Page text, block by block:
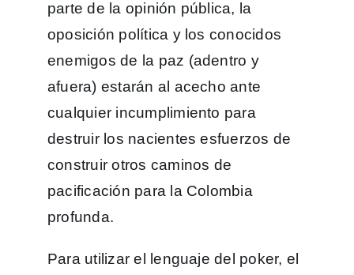
parte de la opinión pública, la
oposición política y los conocidos
enemigos de la paz (adentro y
afuera) estarán al acecho ante
cualquier incumplimiento para
destruir los nacientes esfuerzos de
construir otros caminos de
pacificación para la Colombia
profunda.
Para utilizar el lenguaje del poker, el